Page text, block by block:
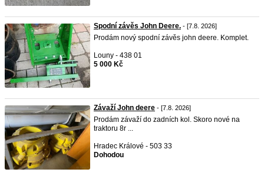
Spodní závěs John Deere. - [7.8. 2026]
Prodám nový spodní závěs john deere. Komplet.
Louny - 438 01
5 000 Kč
Závaží John deere - [7.8. 2026]
Prodám závaží do zadních kol. Skoro nové na
traktoru 8r ...
Hradec Králové - 503 33
Dohodou